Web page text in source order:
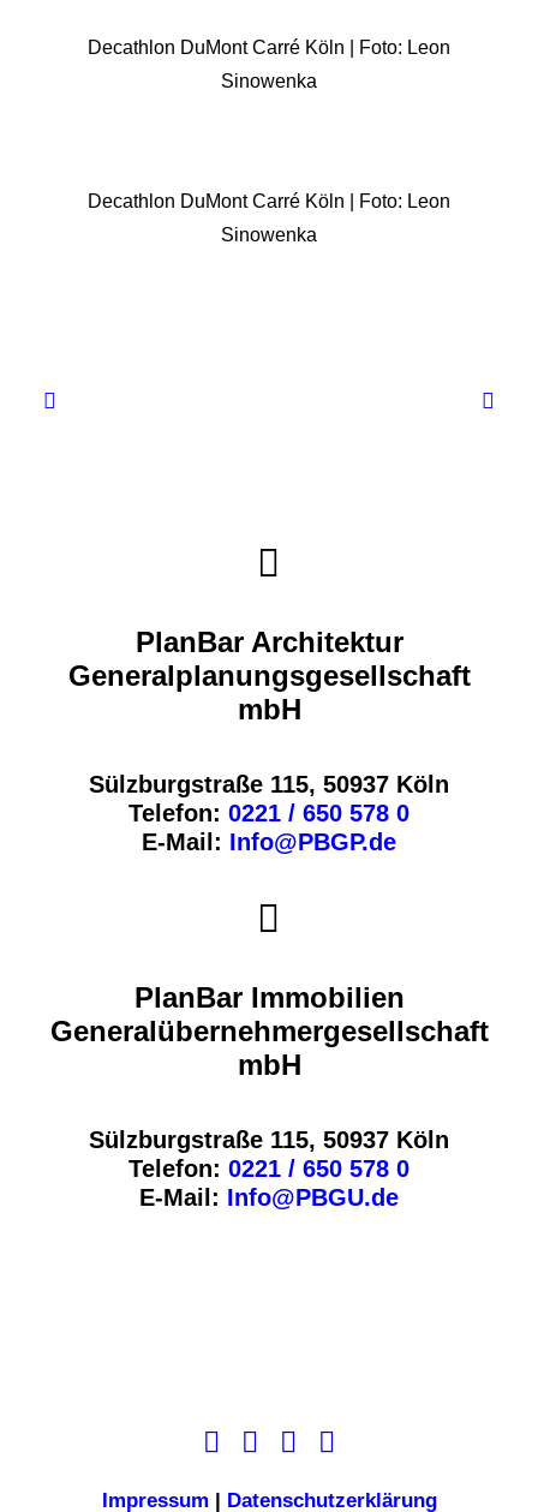
Decathlon DuMont Carré Köln | Foto: Leon
Sinowenka
Decathlon DuMont Carré Köln | Foto: Leon
Sinowenka
PlanBar Architektur
Generalplanungsgesellschaft
mbH
Sülzburgstraße 115, 50937 Köln
Telefon: 0221 / 650 578 0
E-Mail: Info@PBGP.de
PlanBar Immobilien
Generalübernehmergesellschaft
mbH
Sülzburgstraße 115, 50937 Köln
Telefon: 0221 / 650 578 0
E-Mail: Info@PBGU.de
Impressum | Datenschutzerklärung